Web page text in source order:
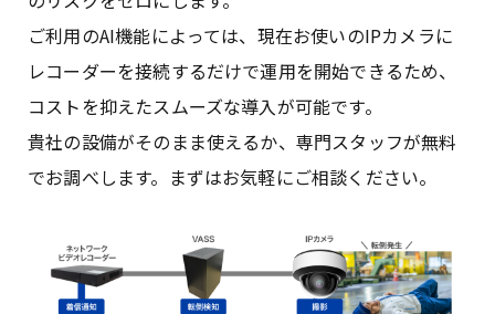
ご利用のAI機能によっては、現在お使いのIPカメラに
レコーダーを接続するだけで運用を開始できるため、
コストを抑えたスムーズな導入が可能です。
貴社の設備がそのまま使えるか、専門スタッフが無料
でお調べします。まずはお気軽にご相談ください。